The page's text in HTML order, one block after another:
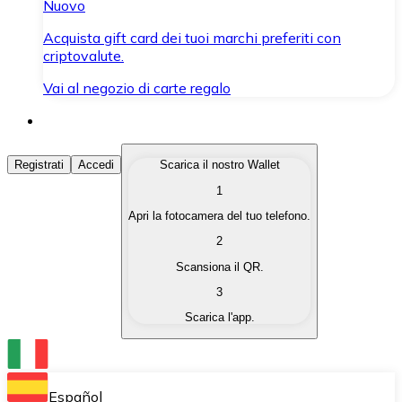
Nuovo
Acquista gift card dei tuoi marchi preferiti con
criptovalute.
Vai al negozio di carte regalo
Acquista Criptovalute
Acquista le criptovalute che ti interessano in modo
Converti le tue criptovalute in valuta fiat quando ne
Scambia una criptovaluta con un'altra
Conserva le tue cripto in un Wallet self-custodial.
Registrati Accedi
Scarica il nostro Wallet
1
Apri la fotocamera del tuo telefono.
2
Scansiona il QR.
3
Scarica l'app.
Español